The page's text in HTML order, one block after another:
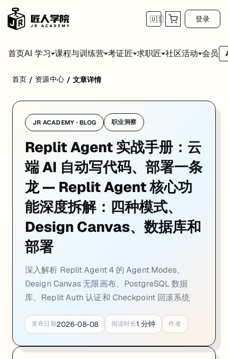
🇺🇸 登录
首页AI 学习 课程与训练营 考证匠 求职匠 社区活动 会员
Replit Agent 不只是"AI 帮你写代码"这么简单。它把整个软件开发流
首页 / 资源中心 / 文章详情
JR ACADEMY · BLOG 职业洞察
Replit Agent 实战手册：云
端 AI 自动写代码、部署一条
龙 — Replit Agent 核心功
能深度拆解：四种模式、
Design Canvas、数据库和
部署
深入解析 Replit Agent 4 的 Agent Modes、
Design Canvas 无限画布、PostgreSQL 数据
库、Replit Auth 认证和 Checkpoint 回滚系统
发布日期2026-08-08 阅读时长1 分钟 作者